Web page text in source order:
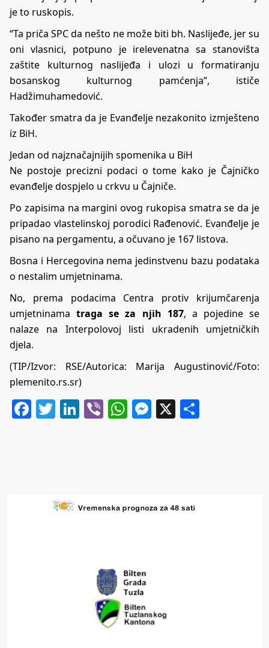
je to ruskopis.
“Ta priča SPC da nešto ne može biti bh. Naslijeđe, jer su
oni vlasnici, potpuno je irelevenatna sa stanovišta
zaštite kulturnog naslijeđa i ulozi u formatiranju
bosanskog kulturnog pamćenja”, ističe
Hadžimuhamedović.
Također smatra da je Evanđelje nezakonito izmješteno
iz BiH.
Jedan od najznačajnijih spomenika u BiH
Ne postoje precizni podaci o tome kako je Čajničko
evanđelje dospjelo u crkvu u Čajniče.
Po zapisima na margini ovog rukopisa smatra se da je
pripadao vlastelinskoj porodici Rađenović. Evanđelje je
pisano na pergamentu, a očuvano je 167 listova.
Bosna i Hercegovina nema jedinstvenu bazu podataka
o nestalim umjetninama.
No, prema podacima Centra protiv krijumčarenja
umjetninamatraga se za njih 187, a pojedine se
nalaze na Interpolovoj listi ukradenih umjetničkih
djela.
(TIP/Izvor: RSE/Autorica: Marija Augustinović/Foto:
plemenito.rs.sr)
Facebook
Twitter
LinkedIn
ViberWhatsApp
Messenger
X